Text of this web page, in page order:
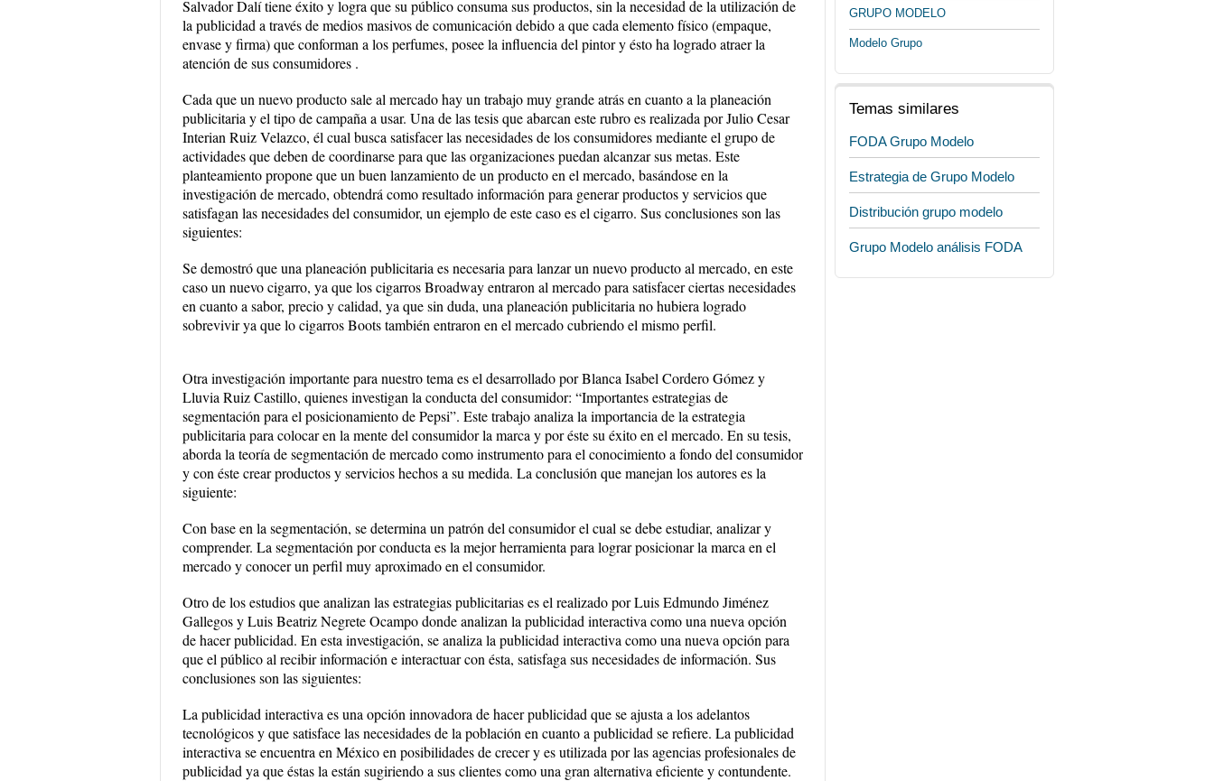
Salvador Dalí tiene éxito y logra que su público consuma sus productos, sin la necesidad de la utilización de
la publicidad a través de medios masivos de comunicación debido a que cada elemento físico (empaque,
envase y firma) que conforman a los perfumes, posee la influencia del pintor y ésto ha logrado atraer la
atención de sus consumidores .
Cada que un nuevo producto sale al mercado hay un trabajo muy grande atrás en cuanto a la planeación
publicitaria y el tipo de campaña a usar. Una de las tesis que abarcan este rubro es realizada por Julio Cesar
Interian Ruiz Velazco, él cual busca satisfacer las necesidades de los consumidores mediante el grupo de
actividades que deben de coordinarse para que las organizaciones puedan alcanzar sus metas. Este
planteamiento propone que un buen lanzamiento de un producto en el mercado, basándose en la
investigación de mercado, obtendrá como resultado información para generar productos y servicios que
satisfagan las necesidades del consumidor, un ejemplo de este caso es el cigarro. Sus conclusiones son las
siguientes:
Se demostró que una planeación publicitaria es necesaria para lanzar un nuevo producto al mercado, en este
caso un nuevo cigarro, ya que los cigarros Broadway entraron al mercado para satisfacer ciertas necesidades
en cuanto a sabor, precio y calidad, ya que sin duda, una planeación publicitaria no hubiera logrado
sobrevivir ya que lo cigarros Boots también entraron en el mercado cubriendo el mismo perfil.
Otra investigación importante para nuestro tema es el desarrollado por Blanca Isabel Cordero Gómez y
Lluvia Ruiz Castillo, quienes investigan la conducta del consumidor: “Importantes estrategias de
segmentación para el posicionamiento de Pepsi”. Este trabajo analiza la importancia de la estrategia
publicitaria para colocar en la mente del consumidor la marca y por éste su éxito en el mercado. En su tesis,
aborda la teoría de segmentación de mercado como instrumento para el conocimiento a fondo del consumidor
y con éste crear productos y servicios hechos a su medida. La conclusión que manejan los autores es la
siguiente:
Con base en la segmentación, se determina un patrón del consumidor el cual se debe estudiar, analizar y
comprender. La segmentación por conducta es la mejor herramienta para lograr posicionar la marca en el
mercado y conocer un perfil muy aproximado en el consumidor.
Otro de los estudios que analizan las estrategias publicitarias es el realizado por Luis Edmundo Jiménez
Gallegos y Luis Beatriz Negrete Ocampo donde analizan la publicidad interactiva como una nueva opción
de hacer publicidad. En esta investigación, se analiza la publicidad interactiva como una nueva opción para
que el público al recibir información e interactuar con ésta, satisfaga sus necesidades de información. Sus
conclusiones son las siguientes:
La publicidad interactiva es una opción innovadora de hacer publicidad que se ajusta a los adelantos
tecnológicos y que satisface las necesidades de la población en cuanto a publicidad se refiere. La publicidad
interactiva se encuentra en México en posibilidades de crecer y es utilizada por las agencias profesionales de
publicidad ya que éstas la están sugiriendo a sus clientes como una gran alternativa eficiente y contundente.
GRUPO MODELO
Modelo Grupo
Temas similares
FODA Grupo Modelo
Estrategia de Grupo Modelo
Distribución grupo modelo
Grupo Modelo análisis FODA